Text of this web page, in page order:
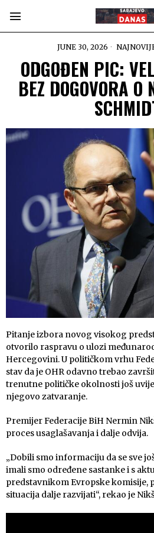
JUNE 30, 2026
ODGOĐEN PIC:
BEZ DOGOVORA O
Pitanje izbora novog visokog
otvorilo raspravu o ulozi
Hercegovini. U političkom vrhu
stav da je OHR odavno trebao
trenutne političke okolnosti još
njegovo zatvaranje.
Premijer Federacije BiH Nermin
proces usaglašavanja i dalje odvija.
„Dobili smo informaciju da se sve
imali smo određene sastanke i s
predstavnikom Evropske komisije,
situacija dalje razvijati“, rekao je